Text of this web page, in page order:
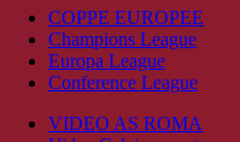
COPPE EUROPEE
Champions League
Europa League
Conference League
VIDEO AS ROMA